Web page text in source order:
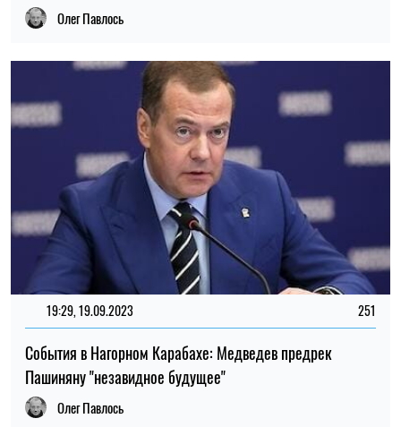
Олег Павлось
19:29, 19.09.2023 251
События в Нагорном Карабахе: Медведев предрек
Пашиняну "незавидное будущее"
Олег Павлось